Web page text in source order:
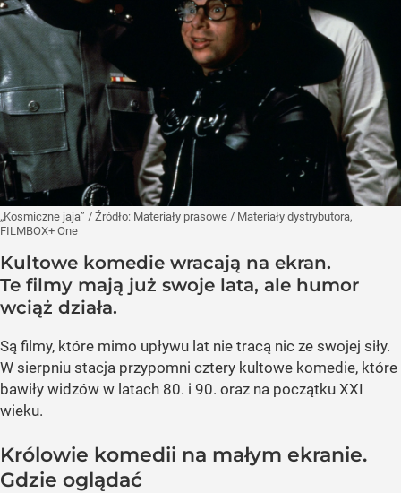
„Kosmiczne jaja” / Źródło: Materiały prasowe / Materiały dystrybutora,
FILMBOX+ One
Kultowe komedie wracają na ekran.
Te filmy mają już swoje lata, ale humor
wciąż działa.
Są filmy, które mimo upływu lat nie tracą nic ze swojej siły.
W sierpniu stacja przypomni cztery kultowe komedie, które
bawiły widzów w latach 80. i 90. oraz na początku XXI
wieku.
Królowie komedii na małym ekranie.
Gdzie oglądać